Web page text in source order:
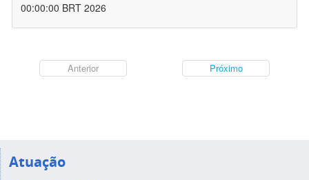
00:00:00 BRT 2026
Anterior Próximo
Atuação